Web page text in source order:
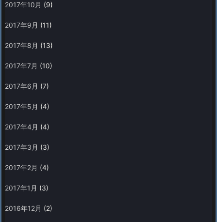
2017年10月 (9)
2017年9月 (11)
2017年8月 (13)
2017年7月 (10)
2017年6月 (7)
2017年5月 (4)
2017年4月 (4)
2017年3月 (3)
2017年2月 (4)
2017年1月 (3)
2016年12月 (2)